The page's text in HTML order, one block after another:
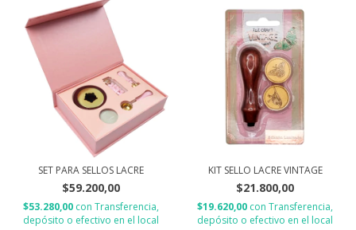
SET PARA SELLOS LACRE
$59.200,00
$53.280,00 con Transferencia,
depósito o efectivo en el local
KIT SELLO LACRE VINTAGE
$21.800,00
$19.620,00 con Transferencia,
depósito o efectivo en el local